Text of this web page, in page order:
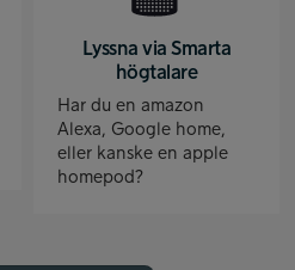
Lyssna via Smarta
högtalare
Har du en amazon
Alexa, Google home,
eller kanske en apple
homepod?